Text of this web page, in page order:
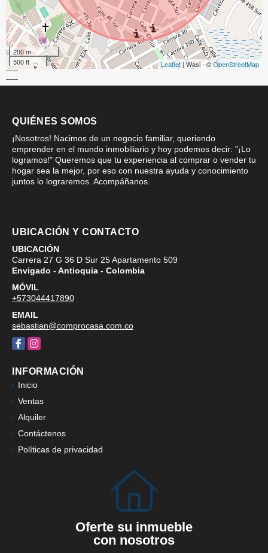
200 m
500 ft
Leaflet | Wasi - ©OpenStreetMap
QUIÉNES SOMOS
¡Nosotros! Nacimos de un negocio familiar, queriendo
emprender en el mundo inmobiliario y hoy podemos decir: "¡Lo
logramos!" Queremos que tu experiencia al comprar o vender tu
hogar sea la mejor, por eso con nuestra ayuda y conocimiento
juntos lo lograremos. Acompáñanos.
UBICACIÓN Y CONTACTO
UBICACIÓN
Carrera 27 G 36 D Sur 25 Apartamento 509
Envigado - Antioquia - Colombia
MÓVIL
+573044417890
EMAIL
sebastian@comprocasa.com.co
FacebookInstagram
INFORMACIÓN
Inicio
Ventas
Alquiler
Contáctenos
Políticas de privacidad
Oferte su inmueble
con nosotros